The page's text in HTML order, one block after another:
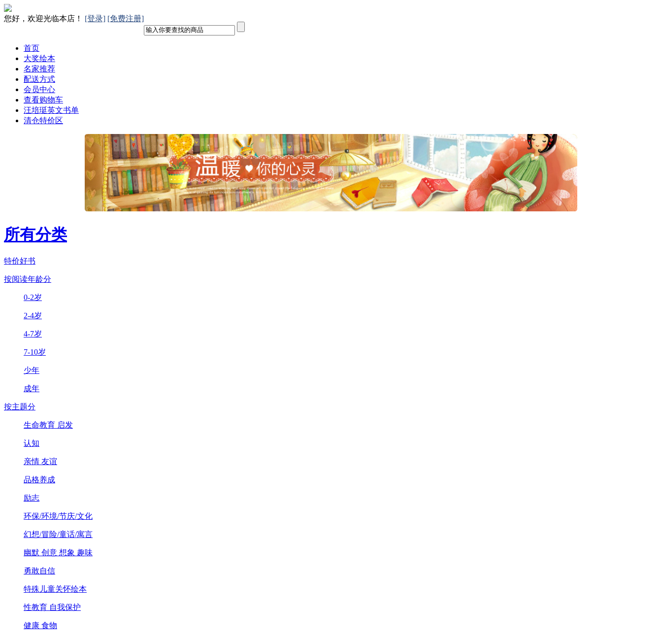
您好，欢迎光临本店！ [登录] [免费注册]
首页
大奖绘本
名家推荐
配送方式
会员中心
查看购物车
汪培珽英文书单
清仓特价区
所有分类
特价好书
按阅读年龄分
0-2岁
2-4岁
4-7岁
7-10岁
少年
成年
按主题分
生命教育 启发
认知
亲情 友谊
品格养成
励志
环保/环境/节庆/文化
幻想/冒险/童话/寓言
幽默 创意 想象 趣味
勇敢自信
特殊儿童关怀绘本
性教育 自我保护
健康 食物